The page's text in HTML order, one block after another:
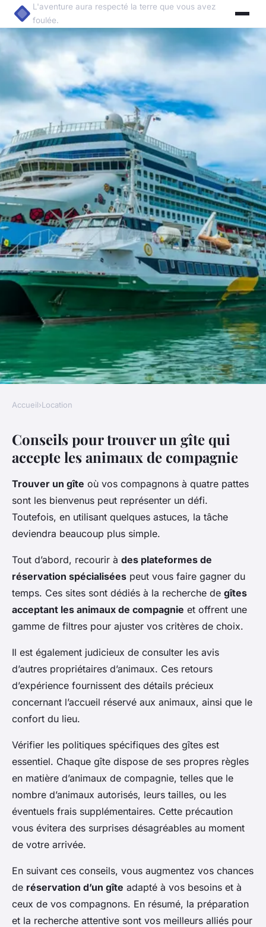
L'aventure aura respecté la terre que vous avez
foulée.
Louer un gîte avec animaux de
compagnie: ce qu'il faut savoir
Lyam•9 décembre 2024•11 min de lecture
Accueil›Location
Conseils pour trouver un gîte qui
accepte les animaux de compagnie
Trouver un gîte où vos compagnons à quatre pattes
sont les bienvenus peut représenter un défi.
Toutefois, en utilisant quelques astuces, la tâche
deviendra beaucoup plus simple.
Tout d’abord, recourir à des plateformes de
réservation spécialisées peut vous faire gagner du
temps. Ces sites sont dédiés à la recherche de gîtes
acceptant les animaux de compagnie et offrent une
gamme de filtres pour ajuster vos critères de choix.
Il est également judicieux de consulter les avis
d’autres propriétaires d’animaux. Ces retours
d’expérience fournissent des détails précieux
concernant l’accueil réservé aux animaux, ainsi que le
confort du lieu.
Vérifier les politiques spécifiques des gîtes est
essentiel. Chaque gîte dispose de ses propres règles
en matière d’animaux de compagnie, telles que le
nombre d’animaux autorisés, leurs tailles, ou les
éventuels frais supplémentaires. Cette précaution
vous évitera des surprises désagréables au moment
de votre arrivée.
En suivant ces conseils, vous augmentez vos chances
de réservation d’un gîte adapté à vos besoins et à
ceux de vos compagnons. En résumé, la préparation
et la recherche attentive sont vos meilleurs alliés pour